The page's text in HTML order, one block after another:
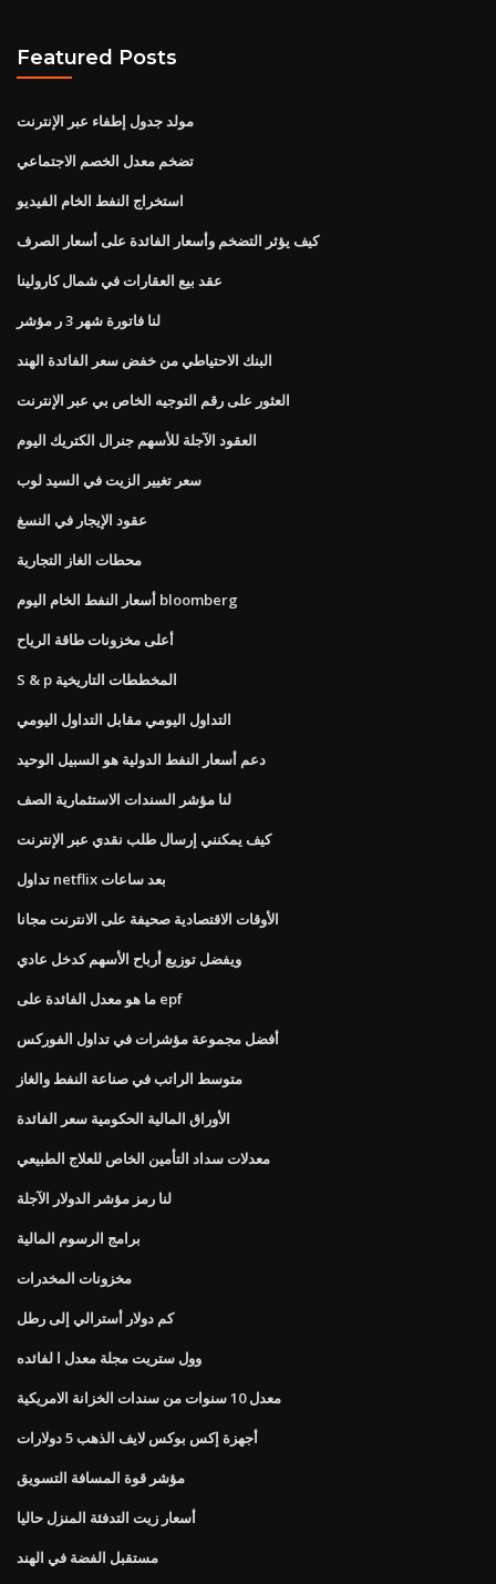
Featured Posts
مولد جدول إطفاء عبر الإنترنت
تضخم معدل الخصم الاجتماعي
استخراج النفط الخام الفيديو
كيف يؤثر التضخم وأسعار الفائدة على أسعار الصرف
عقد بيع العقارات في شمال كارولينا
لنا فاتورة شهر 3 ر مؤشر
البنك الاحتياطي من خفض سعر الفائدة الهند
العثور على رقم التوجيه الخاص بي عبر الإنترنت
العقود الآجلة للأسهم جنرال الكتريك اليوم
سعر تغيير الزيت في السيد لوب
عقود الإيجار في النسغ
محطات الغاز التجارية
أسعار النفط الخام اليوم bloomberg
أعلى مخزونات طاقة الرياح
S & p المخططات التاريخية
التداول اليومي مقابل التداول اليومي
دعم أسعار النفط الدولية هو السبيل الوحيد
لنا مؤشر السندات الاستثمارية الصف
كيف يمكنني إرسال طلب نقدي عبر الإنترنت
تداول netflix بعد ساعات
الأوقات الاقتصادية صحيفة على الانترنت مجانا
ويفضل توزيع أرباح الأسهم كدخل عادي
ما هو معدل الفائدة على epf
أفضل مجموعة مؤشرات في تداول الفوركس
متوسط ​​الراتب في صناعة النفط والغاز
الأوراق المالية الحكومية سعر الفائدة
معدلات سداد التأمين الخاص للعلاج الطبيعي
لنا رمز مؤشر الدولار الآجلة
برامج الرسوم المالية
مخزونات المخدرات
كم دولار أسترالي إلى رطل
وول ستريت مجلة معدل ا لفائده
معدل 10 سنوات من سندات الخزانة الامريكية
أجهزة إكس بوكس ​​لايف الذهب 5 دولارات
مؤشر قوة المسافة التسويق
أسعار زيت التدفئة المنزل حاليا
مستقبل الفضة في الهند